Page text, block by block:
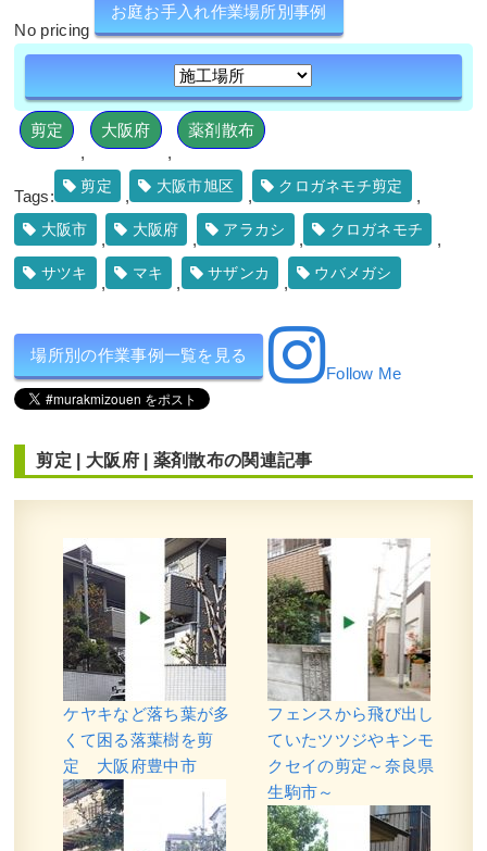
No pricing
お庭お手入れ作業場所別事例
剪定
,
大阪府
,
薬剤散布
Tags:
剪定
,
大阪市旭区
,
クロガネモチ剪定
,
大阪市
,
大阪府
,
アラカシ
,
クロガネモチ
,
サツキ
,
マキ
,
サザンカ
,
ウバメガシ
場所別の作業事例一覧を見る
Follow Me
剪定 大阪府| 薬剤散布の関連記事
ケヤキなど落ち葉が多
くて困る落葉樹を剪
定 大阪府豊中市
フェンスから飛び出し
ていたツツジやキンモ
クセイの剪定～奈良県
生駒市～